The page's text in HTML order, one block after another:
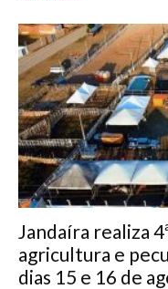
Jandaíra realiza
agricultura e
dias 15 e 16 de